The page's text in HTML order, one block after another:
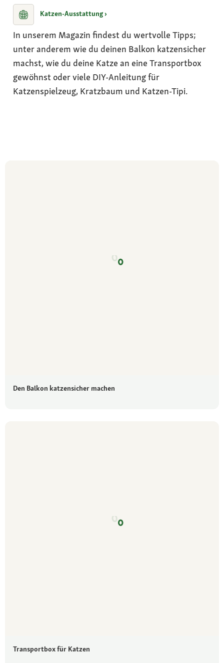
Katzen-Ausstattung ›
In unserem Magazin findest du wertvolle Tipps;
unter anderem wie du deinen Balkon katzensicher
machst, wie du deine Katze an eine Transportbox
gewöhnst oder viele DIY-Anleitung für
Katzenspielzeug, Kratzbaum und Katzen-Tipi.
Den Balkon katzensicher machen
Transportbox für Katzen